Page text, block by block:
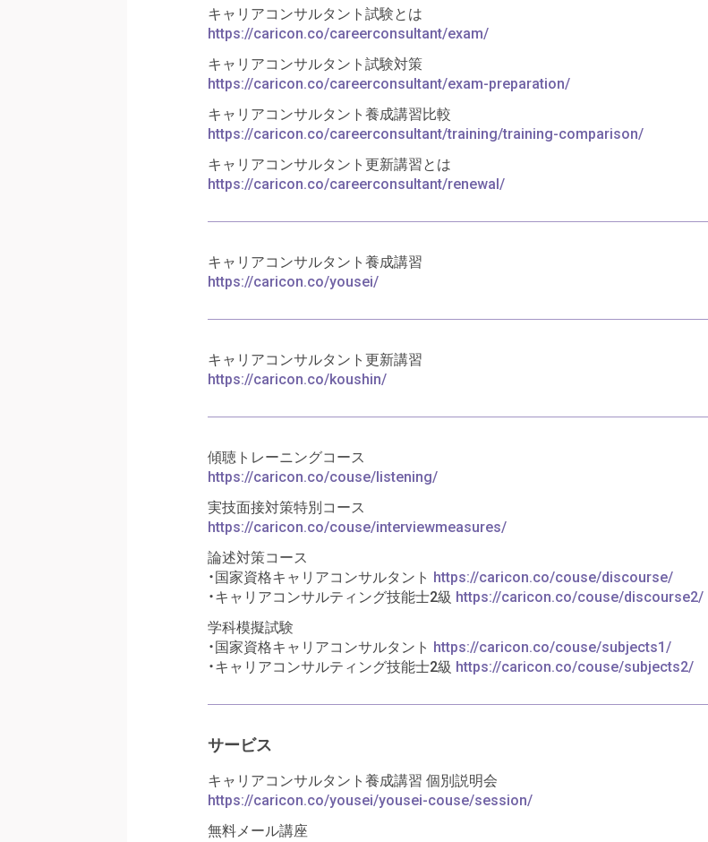
キャリアコンサルタント試験とは
https://caricon.co/careerconsultant/exam/
キャリアコンサルタント試験対策
https://caricon.co/careerconsultant/exam-preparation/
キャリアコンサルタント養成講習比較
https://caricon.co/careerconsultant/training/training-comparison/
キャリアコンサルタント更新講習とは
https://caricon.co/careerconsultant/renewal/
キャリアコンサルタント養成講習
https://caricon.co/yousei/
キャリアコンサルタント更新講習
https://caricon.co/koushin/
傾聴トレーニングコース
https://caricon.co/couse/listening/
実技面接対策特別コース
https://caricon.co/couse/interviewmeasures/
論述対策コース
・国家資格キャリアコンサルタント https://caricon.co/couse/discourse/
・キャリアコンサルティング技能士2級 https://caricon.co/couse/discourse2/
学科模擬試験
・国家資格キャリアコンサルタント https://caricon.co/couse/subjects1/
・キャリアコンサルティング技能士2級 https://caricon.co/couse/subjects2/
サービス
キャリアコンサルタント養成講習 個別説明会
https://caricon.co/yousei/yousei-couse/session/
無料メール講座